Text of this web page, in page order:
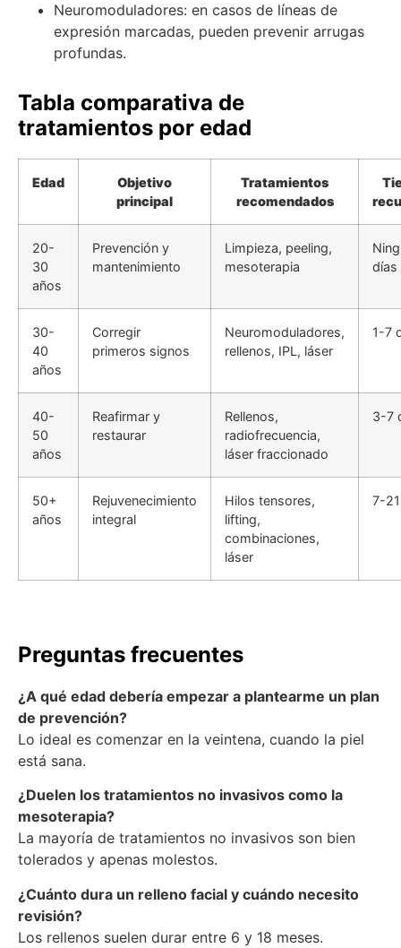
Neuromoduladores: en casos de líneas de
expresión marcadas, pueden prevenir arrugas
profundas.
Tabla comparativa de
tratamientos por edad
Edad
Objetivo
principal
Tratamientos
recomendados
20-
30
años
Prevención y
mantenimiento
Limpieza, peeling,
mesoterapia
días
30-
40
años
Corregir
primeros signos
Neuromoduladores,
rellenos, IPL, láser
1-7
40-
50
años
Reafirmar y
restaurar
Rellenos,
radiofrecuencia,
láser fraccionado
3-7
50+
años
Rejuvenecimiento
integral
Hilos tensores,
lifting,
combinaciones,
láser
7-
Preguntas frecuentes
¿A qué edad debería empezar a plantearme un plan
de prevención?
Lo ideal es comenzar en la veintena, cuando la piel
está sana.
¿Duelen los tratamientos no invasivos como la
mesoterapia?
La mayoría de tratamientos no invasivos son bien
tolerados y apenas molestos.
¿Cuánto dura un relleno facial y cuándo necesito
revisión?
Los rellenos suelen durar entre 6 y 18 meses.